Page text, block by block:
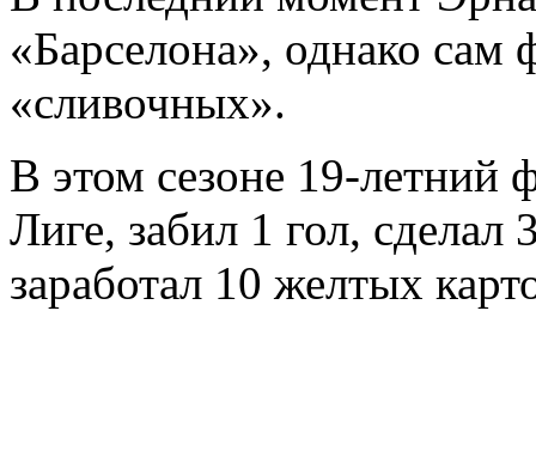
«Барселона», однако сам
«сливочных».
В этом сезоне 19-летний
Лиге, забил 1 гол, сделал
заработал 10 желтых